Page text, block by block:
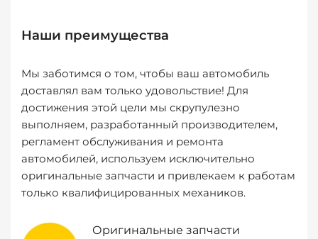
Наши преимущества
Мы заботимся о том, чтобы ваш автомобиль
доставлял вам только удовольствие! Для
достижения этой цели мы скрупулезно
выполняем, разработанный производителем,
регламент обслуживания и ремонта
автомобилей, используем исключительно
оригинальные запчасти и привлекаем к работам
только квалифицированных механиков.
Оригинальные запчасти